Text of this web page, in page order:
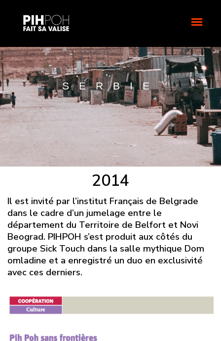
SERBIE
2014
Il est invité par l’institut Français de Belgrade
dans le cadre d’un jumelage entre le
département du Territoire de Belfort et Novi
Beograd. PIHPOH s’est produit aux côtés du
groupe Sick Touch dans la salle mythique Dom
omladine et a enregistré un duo en exclusivité
avec ces derniers.